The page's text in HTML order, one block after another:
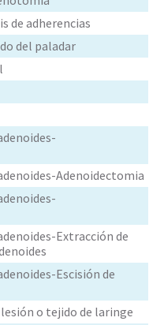
de adherencias
del paladar
Adenoidectomia
Extracción de
Escisión de
o tejido de laringe